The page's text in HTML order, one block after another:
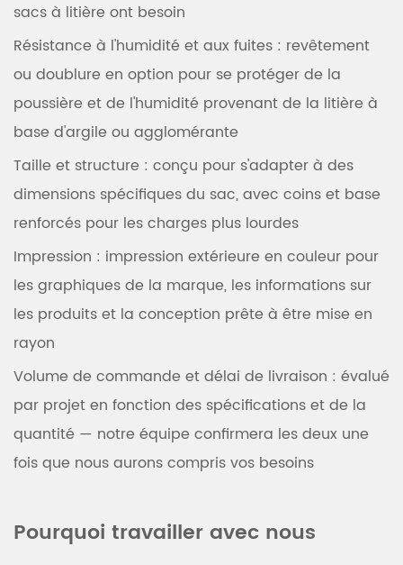
sacs à litière ont besoin
Résistance à l'humidité et aux fuites : revêtement
ou doublure en option pour se protéger de la
poussière et de l'humidité provenant de la litière à
base d'argile ou agglomérante
Taille et structure : conçu pour s'adapter à des
dimensions spécifiques du sac, avec coins et base
renforcés pour les charges plus lourdes
Impression : impression extérieure en couleur pour
les graphiques de la marque, les informations sur
les produits et la conception prête à être mise en
rayon
Volume de commande et délai de livraison : évalué
par projet en fonction des spécifications et de la
quantité — notre équipe confirmera les deux une
fois que nous aurons compris vos besoins
Pourquoi travailler avec nous